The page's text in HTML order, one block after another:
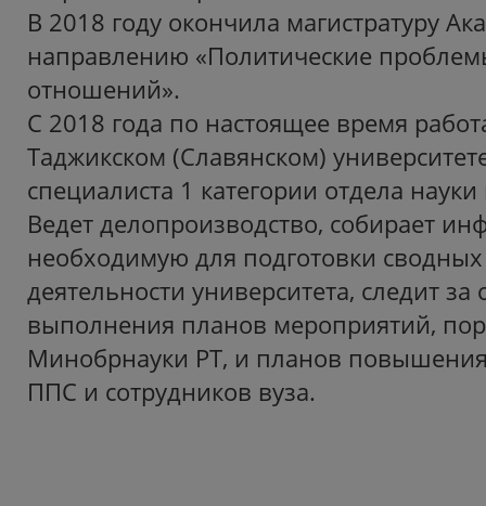
В 2018 году окончила магистратуру
направлению «Политические
отношений».
С 2018 года по настоящее время
Таджикском (Славянском)
специалиста 1 категории отдела
Ведет делопроизводство, собирает
необходимую для подготовки
деятельности университета, следит за
выполнения планов мероприятий,
Минобрнауки РТ, и планов
ППС и сотрудников вуза.